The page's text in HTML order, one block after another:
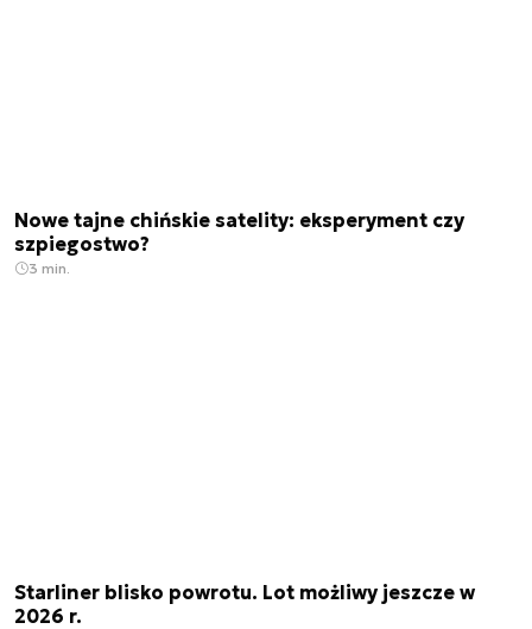
Nowe tajne chińskie satelity: eksperyment czy
szpiegostwo?
3 min.
Starliner blisko powrotu. Lot możliwy jeszcze w
2026 r.